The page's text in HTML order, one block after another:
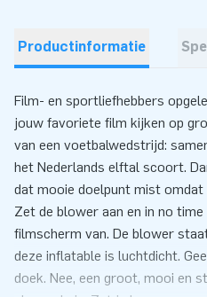
Productinformatie
Film- en sportliefhebbers
jouw favoriete film kijken op
van een voetbalwedstrijd:
het Nederlands elftal scoort.
dat mooie doelpunt mist
Zet de blower aan en in no
filmscherm van. De blower
deze inflatable is luchtdicht.
doek. Nee, een groot, mooi en